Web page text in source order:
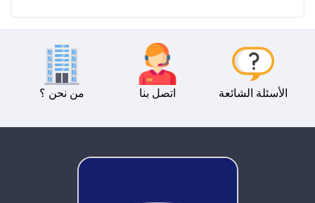
من نحن ؟ اتصل بنا الأسئلة الشائعة